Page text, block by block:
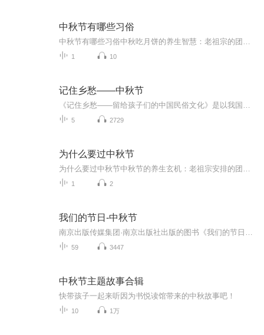
中秋节有哪些习俗
1 10
记住乡愁——中秋节
5 2729
为什么要过中秋节
1 2
我们的节日-中秋节
59 3447
中秋节主题故事合辑
快带孩子一起来听因为书悦读馆带来的中秋故事吧！
10 1万